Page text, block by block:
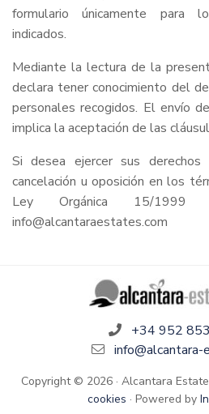
formulario únicamente para
indicados.
Mediante la lectura de la
declara tener conocimiento del
personales recogidos. El envío
implica la aceptación de las
Si desea ejercer sus derechos
cancelación u oposición en los
Ley Orgánica 15/1999
info@alcantaraestates.com
+34 952
Copyright © 2026 · Alcantara
cookies · Powered by